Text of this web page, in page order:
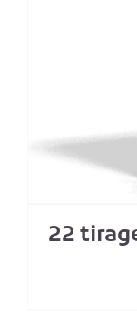
22